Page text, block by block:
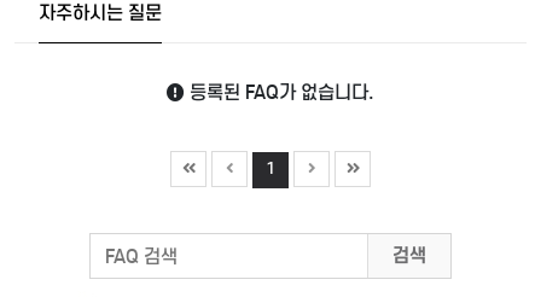
자주하시는 질문
등록된 FAQ가 없습니다.
1
검색